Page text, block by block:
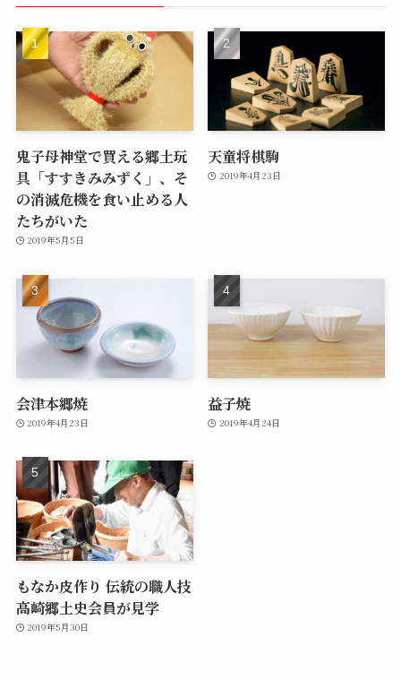
鬼子母神堂で買える郷土玩
具「すすきみみずく」、そ
の消滅危機を食い止める人
たちがいた
2019年5月5日
天童将棋駒
2019年4月23日
会津本郷焼
2019年4月23日
益子焼
2019年4月24日
もなか皮作り 伝統の職人技
高崎郷土史会員が見学
2019年5月30日